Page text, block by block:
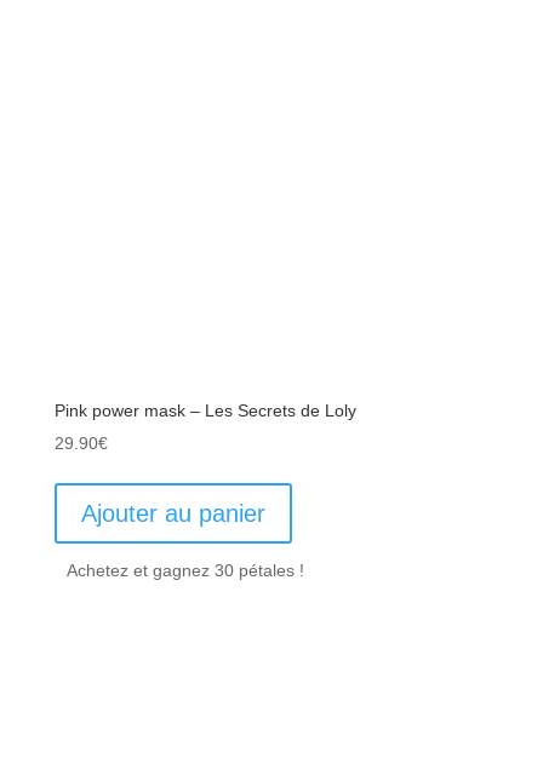
Pink power mask – Les Secrets de Loly
29.90€
Ajouter au panier
Achetez et gagnez 30 pétales !